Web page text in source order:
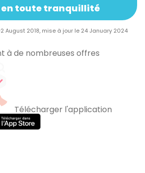
en toute tranquillité
August 2018, mise à jour le 24 January 2024
à de nombreuses offres
Télécharger l'application